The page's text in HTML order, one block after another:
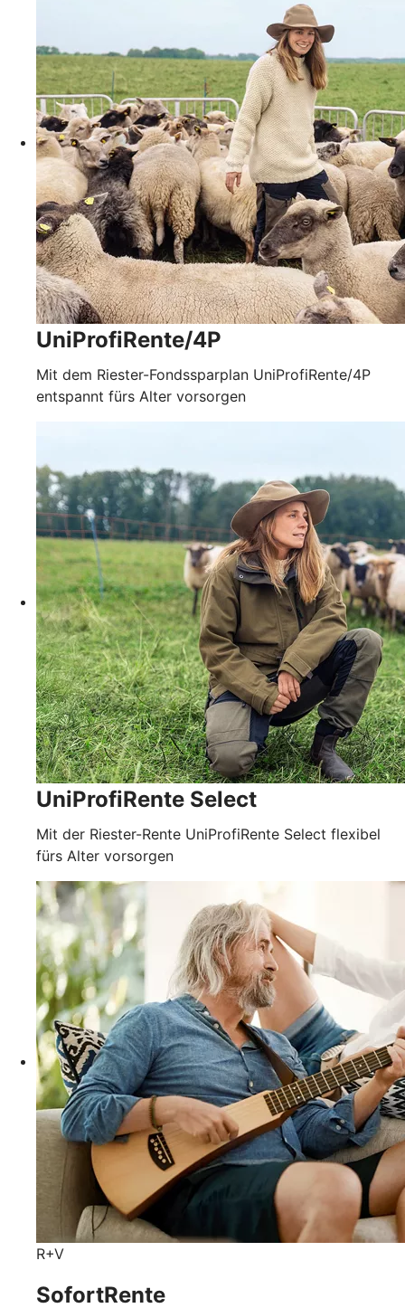
UniProfiRente/4P
Mit dem Riester-Fondssparplan UniProfiRente/4P
entspannt fürs Alter vorsorgen
UniProfiRente Select
Mit der Riester-Rente UniProfiRente Select flexibel
fürs Alter vorsorgen
R+V
SofortRente